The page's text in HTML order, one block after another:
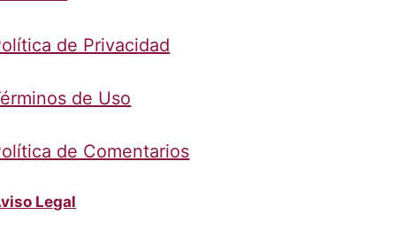
de Privacidad
de Uso
de Comentarios
Legal